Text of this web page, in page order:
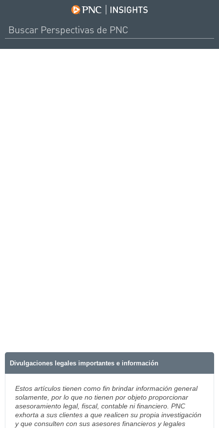
Divulgaciones legales importantes e información
Estos artículos tienen como fin brindar información general
solamente, por lo que no tienen por objeto proporcionar
asesoramiento legal, fiscal, contable ni financiero. PNC
exhorta a sus clientes a que realicen su propia investigación
y que consulten con sus asesores financieros y legales